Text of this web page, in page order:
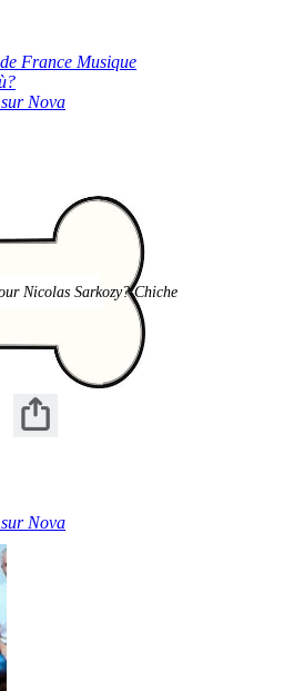
France Musique
Nova
Nicolas Sarkozy? Chiche
Nova